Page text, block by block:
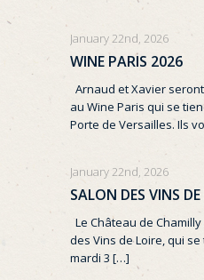
January 22nd, 2026
WINE PARIS 2026
Arnaud et Xavier
au Wine Paris qui se
Porte de Versailles. Ils
January 22nd, 2026
SALON DES VINS
Le Château de
des Vins de Loire, qui
mardi 3 […]